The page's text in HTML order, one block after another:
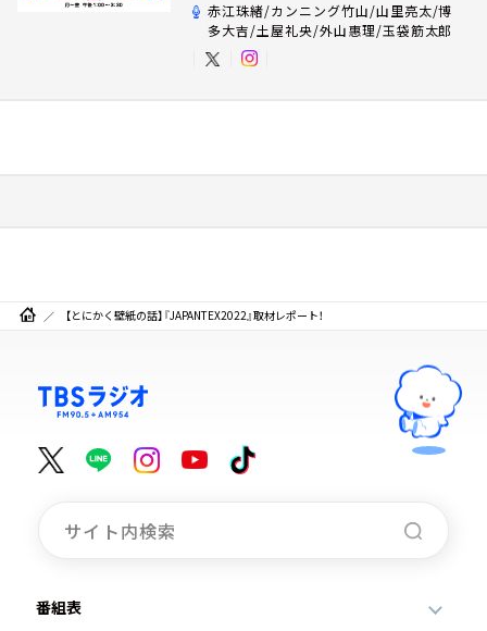
赤江珠緒/カンニング竹山/山里亮太/博
多大吉/土屋礼央/外山惠理/玉袋筋太郎
【とにかく壁紙の話】『JAPANTEX2022』取材レポート！
番組表